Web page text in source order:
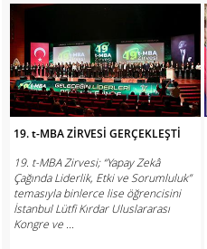
19. t-MBA ZİRVESİ GERÇEKLEŞTİ
19. t-MBA Zirvesi; “Yapay Zekâ
Çağında Liderlik, Etki ve Sorumluluk”
temasıyla binlerce lise öğrencisini
İstanbul Lütfi Kırdar Uluslararası
Kongre ve ...